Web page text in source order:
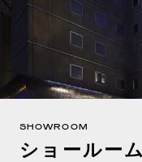
SHOWROOM
ショールー